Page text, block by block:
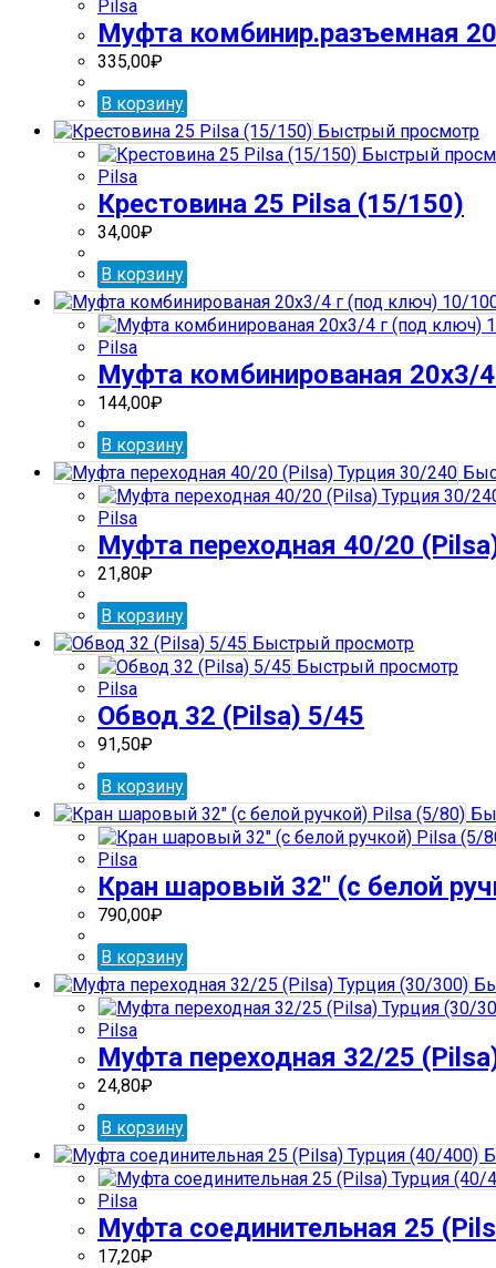
Pilsa
Муфта комбинир.разъемная
335,00₽
В корзину
Быстрый просмотр
Быстрый
Pilsa
Крестовина 25 Pilsa (15/150)
34,00₽
В корзину
Pilsa
Муфта комбинированая 20х3/
144,00₽
В корзину
Pilsa
Муфта переходная 40/20
21,80₽
В корзину
Быстрый просмотр
Быстрый просмотр
Pilsa
Обвод 32 (Pilsa) 5/45
91,50₽
В корзину
Pilsa
Кран шаровый 32″ (с белой
790,00₽
В корзину
Pilsa
Муфта переходная 32/25
24,80₽
В корзину
Pilsa
Муфта соединительная 25
17,20₽